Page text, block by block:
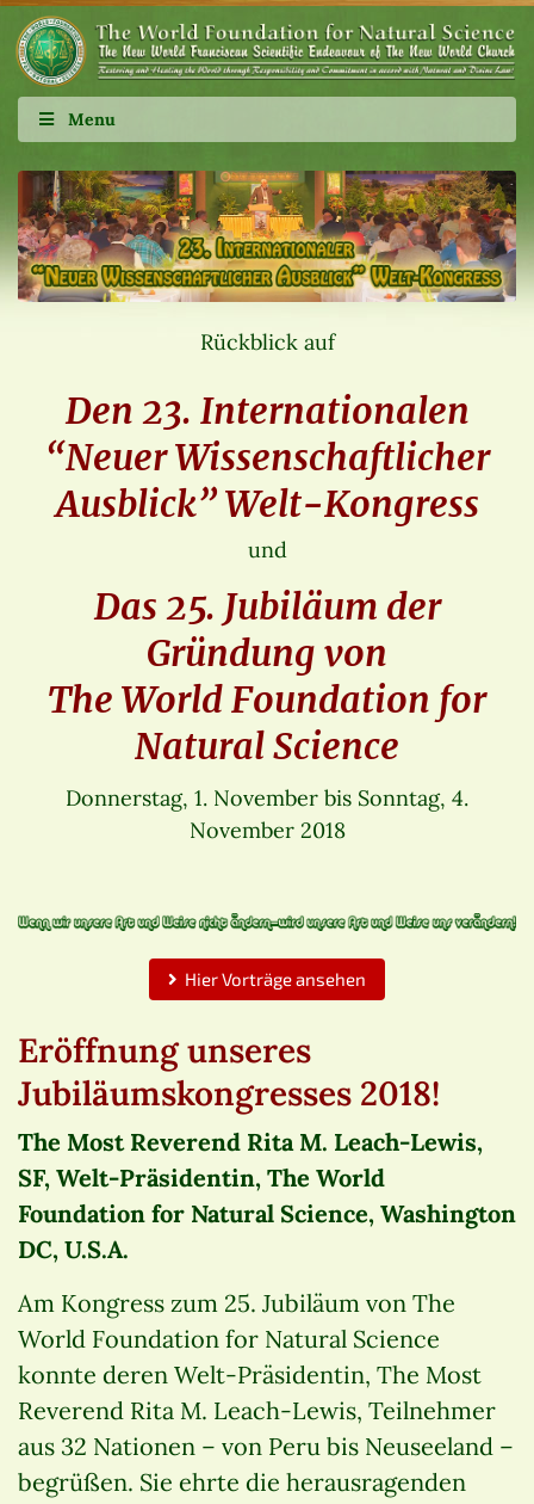
Menu
Rückblick auf
Den 23. Internationalen
“Neuer Wissenschaftlicher
Ausblick” Welt-Kongress
und
Das 25. Jubiläum der
Gründung von
The World Foundation for
Natural Science
Donnerstag, 1. November bis Sonntag, 4.
November 2018
Hier Vorträge ansehen
Eröffnung unseres
Jubiläumskongresses 2018!
The Most Reverend Rita M. Leach-Lewis,
SF, Welt-Präsidentin, The World
Foundation for Natural Science, Washington
DC, U.S.A.
Am Kongress zum 25. Jubiläum von The
World Foundation for Natural Science
konnte deren Welt-Präsidentin, The Most
Reverend Rita M. Leach-Lewis, Teilnehmer
aus 32 Nationen – von Peru bis Neuseeland –
begrüßen. Sie ehrte die herausragenden